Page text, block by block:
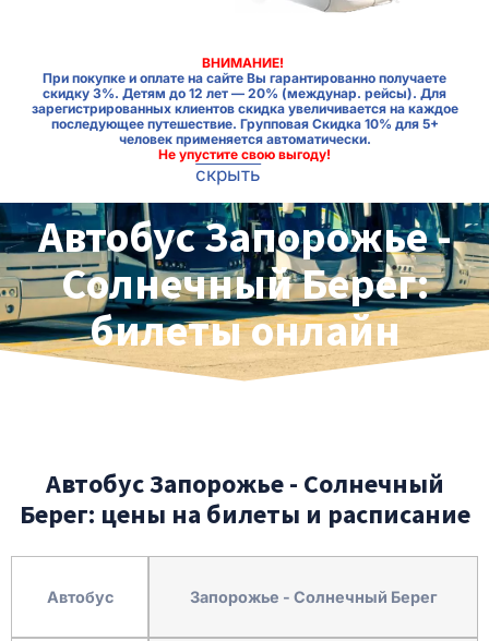
ВНИМАНИЕ!
При покупке и оплате на сайте Вы гарантированно получаете
скидку 3%. Детям до 12 лет — 20% (междунар. рейсы). Для
зарегистрированных клиентов скидка увеличивается на каждое
последующее путешествие. Групповая Скидка 10% для 5+
человек применяется автоматически.
Не упустите свою выгоду!
скрыть
Автобус Запорожье -
Солнечный Берег:
билеты онлайн
Автобус Запорожье - Солнечный
Берег: цены на билеты и расписание
Автобус Запорожье - Солнечный Берег